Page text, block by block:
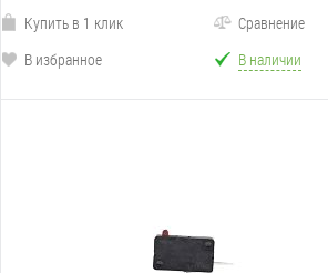
Купить в 1 клик
Сравнение
В избранное
В наличии